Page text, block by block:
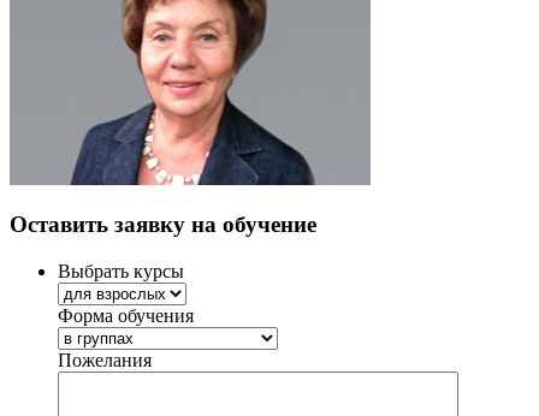
Оставить заявку на обучение
Выбрать курсы
Форма обучения
Пожелания